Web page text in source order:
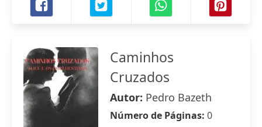
Caminhos
Cruzados
Autor: Pedro Bazeth
Número de Páginas: 0